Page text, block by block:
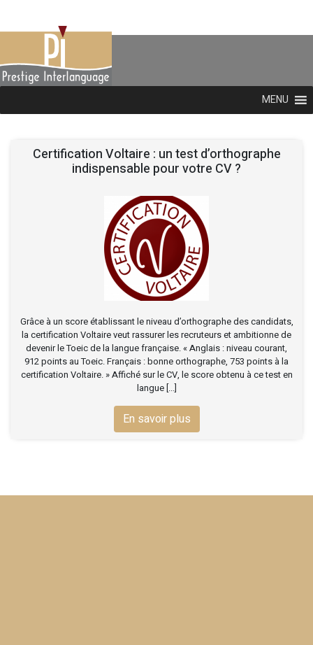
MENU
Certification Voltaire : un test d’orthographe
indispensable pour votre CV ?
Grâce à un score établissant le niveau d’orthographe des candidats,
la certification Voltaire veut rassurer les recruteurs et ambitionne de
devenir le Toeic de la langue française. « Anglais : niveau courant,
912 points au Toeic. Français : bonne orthographe, 753 points à la
certification Voltaire. » Affiché sur le CV, le score obtenu à ce test en
langue [...]
En savoir plus